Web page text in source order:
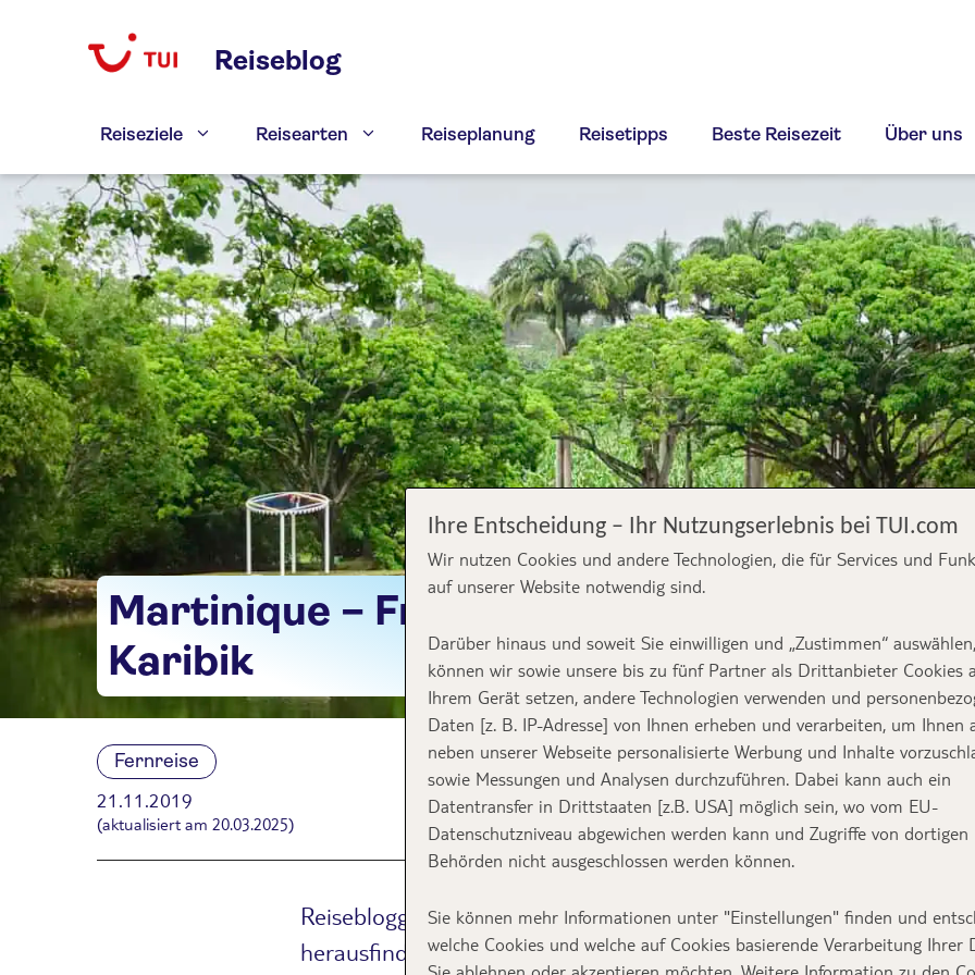
Reiseblog
Reiseziele Reisearten Reiseplanung Reisetipps Beste Reisezeit Über uns
Martinique – Frankreich in der
Karibik
Fernreise
21.11.2019
(aktualisiert am 20.03.2025)
Text: TUI Bloggerin
Reisebloggerin Gabriela besucht ein Stück Frankreich in der
herausfinden, ob Martinique so ganz anders ist, als das Mutterland
Ihre Entscheidung – Ihr Nutzungserlebnis bei TUI.com
Wir nutzen Cookies und andere Technologien, die für Services und
auf unserer Website notwendig sind.
Darüber hinaus und soweit Sie einwilligen und „Zustimmen“ auswählen,
können wir sowie unsere bis zu fünf Partner als Drittanbieter Cookies
Ihrem Gerät setzen, andere Technologien verwenden und
Daten [z. B. IP-Adresse] von Ihnen erheben und verarbeiten, um Ihnen
neben unserer Webseite personalisierte Werbung und Inhalte
sowie Messungen und Analysen durchzuführen. Dabei kann auch ein
Datentransfer in Drittstaaten [z.B. USA] möglich sein, wo vom EU-
Datenschutzniveau abgewichen werden kann und Zugriffe von dortigen
Behörden nicht ausgeschlossen werden können.
Sie können mehr Informationen unter "Einstellungen" finden und
welche Cookies und welche auf Cookies basierende Verarbeitung Ihrer